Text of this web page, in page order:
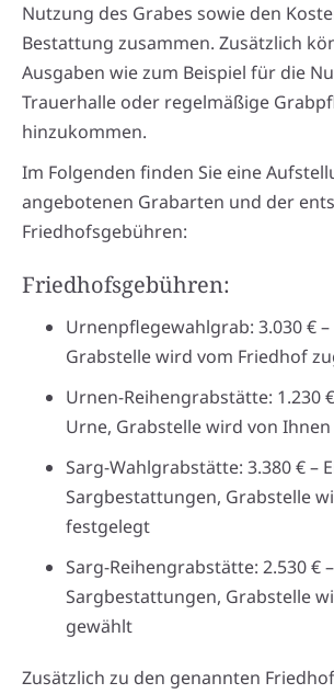
Nutzung des Grabes sowie den
Bestattung zusammen. Zusätzlich
Ausgaben wie zum Beispiel für die
Trauerhalle oder regelmäßige
hinzukommen.
Im Folgenden finden Sie eine
angebotenen Grabarten und der
Friedhofsgebühren:
Friedhofsgebühren:
Urnenpflegewahlgrab: 3.030 €
Grabstelle wird vom Friedhof
Urnen-Reihengrabstätte: 1.230
Urne, Grabstelle wird von
Sarg-Wahlgrabstätte: 3.380 € –
Sargbestattungen, Grabstelle
festgelegt
Sarg-Reihengrabstätte: 2.530 €
Sargbestattungen, Grabstelle
gewählt
Zusätzlich zu den genannten